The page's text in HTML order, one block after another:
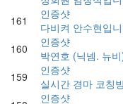
161
인증샷
다비켜 안수현입
160
인증샷
박연호 (닉넴. 뉴
159
인증샷
실시간 경마 코칭
인증샷